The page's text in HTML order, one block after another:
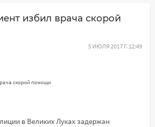
избил врача скорой
5 ИЮЛЯ 2017 Г. 12:49
скорой помощи
в Великих Луках задержан